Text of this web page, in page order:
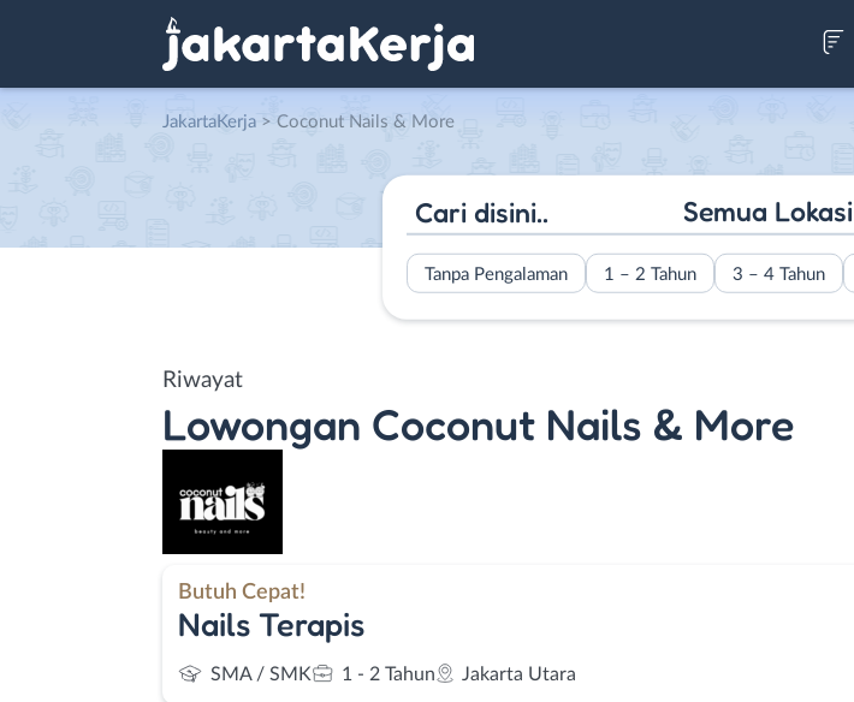
JakartaKerja > Coconut Nails & More
Semua Lokasi
Tanpa Pengalaman 1 – 2 Tahun 3 – 4 Tahun
Riwayat
Lowongan Coconut Nails & More
Butuh Cepat!
Nails Terapis
SMA / SMK 1 - 2 Tahun Jakarta Utara